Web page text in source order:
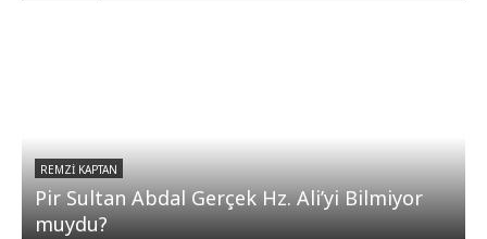
REMZI KAPTAN
Pir Sultan Abdal Gerçek Hz. Ali’yi Bilmiyor
muydu?